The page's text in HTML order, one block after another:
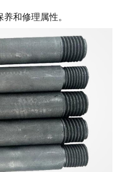
和修理属性。